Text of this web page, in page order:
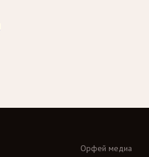
Орфей медиа